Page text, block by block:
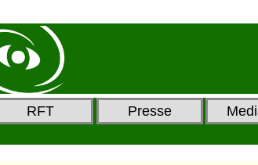
RFT Presse